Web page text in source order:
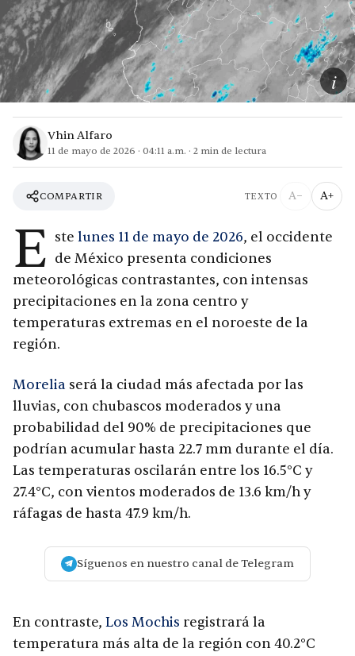
i
Vhin Alfaro
11 de mayo de 2026 · 04:11 a.m. · 2 min de lectura
COMPARTIR TEXTO A− A+
E ste lunes 11 de mayo de 2026, el occidente
de México presenta condiciones
meteorológicas contrastantes, con intensas
precipitaciones en la zona centro y
temperaturas extremas en el noroeste de la
región.
Morelia será la ciudad más afectada por las
lluvias, con chubascos moderados y una
probabilidad del 90% de precipitaciones que
podrían acumular hasta 22.7 mm durante el día.
Las temperaturas oscilarán entre los 16.5°C y
27.4°C, con vientos moderados de 13.6 km/h y
ráfagas de hasta 47.9 km/h.
Síguenos en nuestro canal de Telegram
En contraste, Los Mochis registrará la
temperatura más alta de la región con 40.2°C